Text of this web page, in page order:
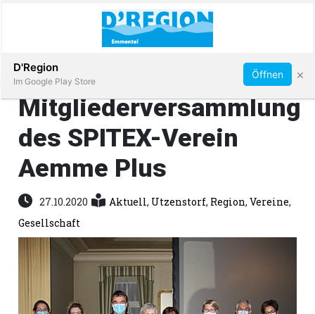
Immobilien
Veranstaltungen
Stellen
Abonnieren
Mitgliederversammlung
des SPITEX-Verein
Aemme Plus
27.10.2020 Aktuell, Utzenstorf, Region,Vereine,
Gesellschaft
D'Region
Im Google Play Store
Öffnen ×